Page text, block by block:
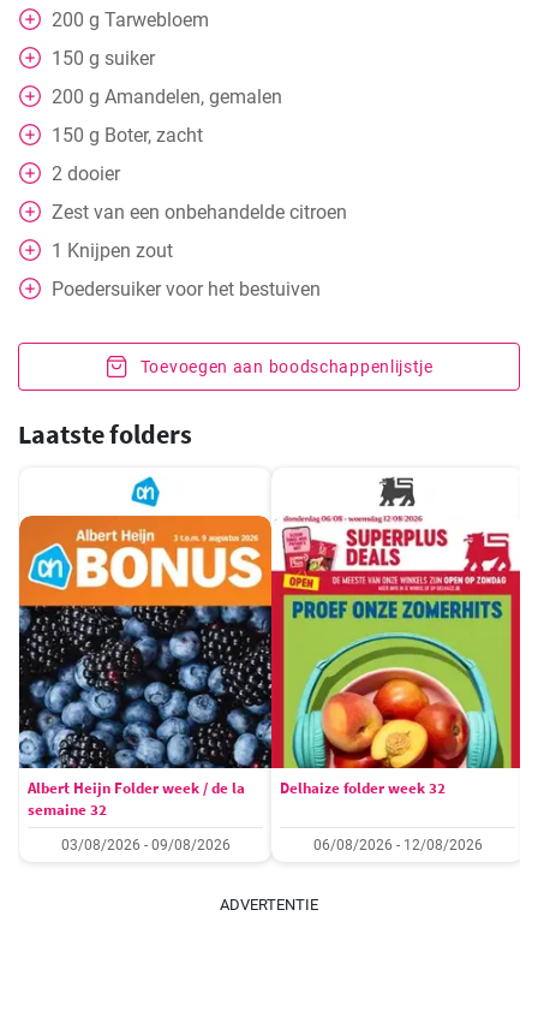
200 g Tarwebloem
150 g suiker
200 g Amandelen, gemalen
150 g Boter, zacht
2 dooier
Zest van een onbehandelde citroen
1 Knijpen zout
Poedersuiker voor het bestuiven
Toevoegen aan boodschappenlijstje
Laatste folders
Albert Heijn Folder week / de la
semaine 32
03/08/2026 - 09/08/2026
Delhaize folder week 32
06/08/2026 - 12/08/2026
ADVERTENTIE